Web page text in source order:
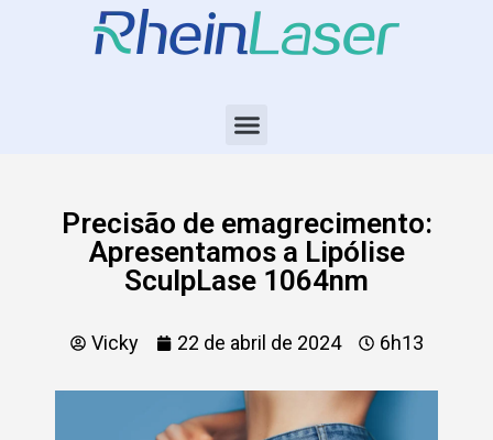
Precisão de emagrecimento:
Apresentamos a Lipólise
SculpLase 1064nm
Vicky 22 de abril de 2024 6h13